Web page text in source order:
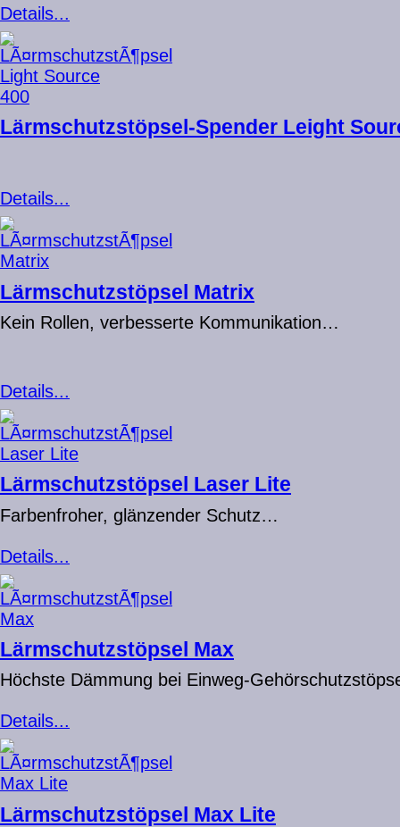
Details...
Lärmschutzstöpsel-Spender Leight
Details...
Lärmschutzstöpsel Matrix
Kein Rollen, verbesserte Kommunikation…
Details...
Lärmschutzstöpsel Laser Lite
Farbenfroher, glänzender Schutz…
Details...
Lärmschutzstöpsel Max
Höchste Dämmung bei Einweg-
Details...
Lärmschutzstöpsel Max Lite